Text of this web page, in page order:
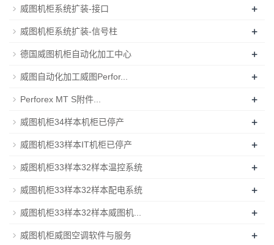
威图机柜系统扩装-接口 +
威图机柜系统扩装-信号柱 +
德国威图机柜自动化加工中心 +
威图自动化加工威图Perfor... +
Perforex MT S附件... +
威图机柜34样本机柜已停产 +
威图机柜33样本IT机柜已停产 +
威图机柜33样本32样本温控系统 +
威图机柜33样本32样本配电系统 +
威图机柜33样本32样本威图机... +
威图机柜威图空调软件与服务 +